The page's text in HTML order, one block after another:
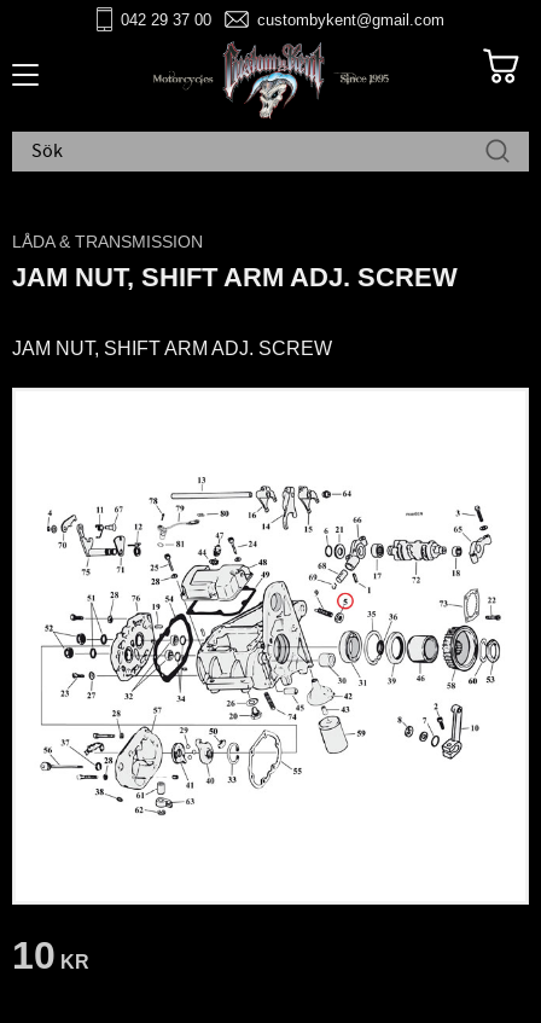
042 29 37 00 custombykent@gmail.com
LÅDA & TRANSMISSION
JAM NUT, SHIFT ARM ADJ. SCREW
JAM NUT, SHIFT ARM ADJ. SCREW
10 KR